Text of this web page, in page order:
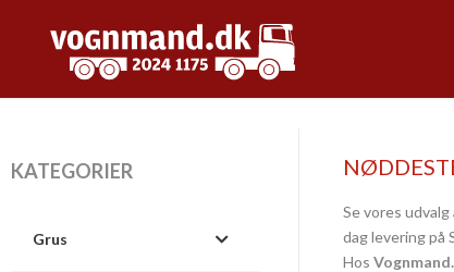
KATEGORIER
Grus
Se vores
dag levering på
Hos